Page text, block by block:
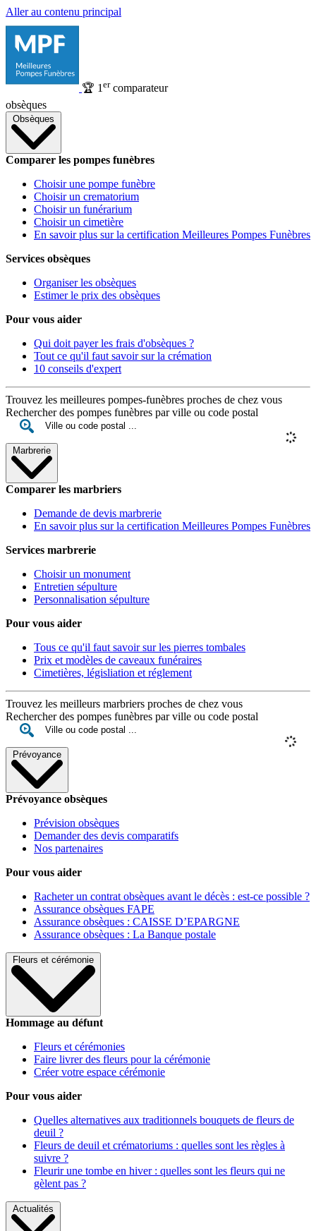
Aller au contenu principal
🏆 1 ercomparateur
obsèques
Obsèques
Comparer les pompes funèbres
Choisir une pompe funèbre
Choisir un crematorium
Choisir un funérarium
Choisir un cimetière
En savoir plus sur la certification Meilleures Pompes Funèbres
Services obsèques
Organiser les obsèques
Estimer le prix des obsèques
Pour vous aider
Qui doit payer les frais d'obsèques ?
Tout ce qu'il faut savoir sur la crémation
10 conseils d'expert
Trouvez les meilleures pompes-funèbres proches de chez vous
Rechercher des pompes funèbres par ville ou code postal
Marbrerie
Comparer les marbriers
Demande de devis marbrerie
En savoir plus sur la certification Meilleures Pompes Funèbres
Services marbrerie
Choisir un monument
Entretien sépulture
Personnalisation sépulture
Pour vous aider
Tous ce qu'il faut savoir sur les pierres tombales
Prix et modèles de caveaux funéraires
Cimetières, législiation et réglement
Trouvez les meilleurs marbriers proches de chez vous
Rechercher des pompes funèbres par ville ou code postal
Prévoyance
Prévoyance obsèques
Prévision obsèques
Demander des devis comparatifs
Nos partenaires
Pour vous aider
Racheter un contrat obsèques avant le décès : est-ce possible ?
Assurance obsèques FAPE
Assurance obsèques : CAISSE D’EPARGNE
Assurance obsèques : La Banque postale
Fleurs et cérémonie
Hommage au défunt
Fleurs et cérémonies
Faire livrer des fleurs pour la cérémonie
Créer votre espace cérémonie
Pour vous aider
Quelles alternatives aux traditionnels bouquets de fleurs de
deuil ?
Fleurs de deuil et crématoriums : quelles sont les règles à
suivre ?
Fleurir une tombe en hiver : quelles sont les fleurs qui ne
gèlent pas ?
Actualités